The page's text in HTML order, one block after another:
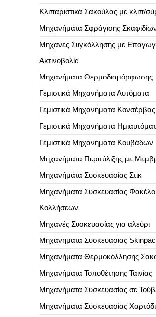
Κλιπαριστικά Σακούλας με κλιπ/
Μηχανήματα Σφράγισης Σκαφιδίων
Μηχανές Συγκόλλησης με
Ακτινοβολία
Μηχανήματα Θερμοδιαμόρφωσης
Γεμιστικά Μηχανήματα Αυτόματα
Γεμιστικά Μηχανήματα Κονσέρβας
Γεμιστικά Μηχανήματα
Γεμιστικά Μηχανήματα Κουβάδων
Μηχανήματα Περιτύλιξης με
Μηχανήματα Συσκευασίας Στικ
Μηχανήματα Συσκευασίας
Κολλήσεων
Μηχανές Συσκευασίας για αλεύρι
Μηχανήματα Συσκευασίας
Μηχανήματα Θερμοκόλλησης
Μηχανήματα Τοποθέτησης Ταινίας
Μηχανήματα Συσκευασίας σε
Μηχανήματα Συσκευασίας